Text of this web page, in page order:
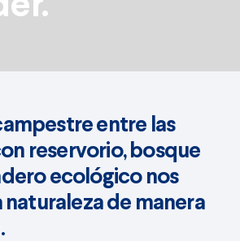
entre las
reservorio, bosque
ecológico nos
naturaleza de manera